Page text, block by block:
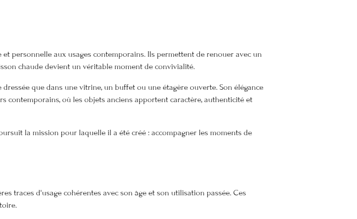
personnelle aux usages contemporains. Ils permettent de renouer avec un
chaude devient un véritable moment de convivialité.
que dans une vitrine, un buffet ou une étagère ouverte. Son élégance
où les objets anciens apportent caractère, authenticité et
la mission pour laquelle il a été créé : accompagner les moments de
traces d'usage cohérentes avec son âge et son utilisation passée. Ces